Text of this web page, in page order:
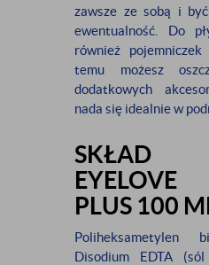
zawsze ze sobą i
ewentualność. Do
również
temu możesz
dodatkowych
nada się idealnie w
SKŁAD
EYELOVE
PLUS 100
Poliheksametylen
Disodium EDTA